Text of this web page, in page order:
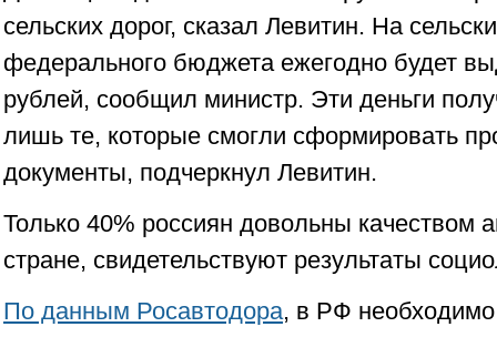
сельских дорог, сказал Левитин. На
федерального бюджета ежегодно будет
рублей, сообщил министр. Эти деньги
лишь те, которые смогли сформировать
документы, подчеркнул Левитин.
Только 40% россиян довольны качеством
стране, свидетельствуют результаты
По данным Росавтодора, в РФ